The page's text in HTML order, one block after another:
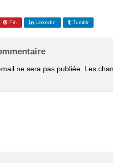
Pin LinkedIn Tumblr
ne sera pas publiée. Les